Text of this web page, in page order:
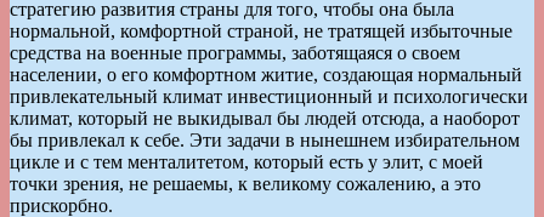
стратегию развития страны для того, чтобы она была
нормальной, комфортной страной, не тратящей избыточные
средства на военные программы, заботящаяся о своем
населении, о его комфортном житие, создающая нормальный
привлекательный климат инвестиционный и психологически
климат, который не выкидывал бы людей отсюда, а наоборот
бы привлекал к себе. Эти задачи в нынешнем избирательном
цикле и с тем менталитетом, который есть у элит, с моей
точки зрения, не решаемы, к великому сожалению, а это
прискорбно.